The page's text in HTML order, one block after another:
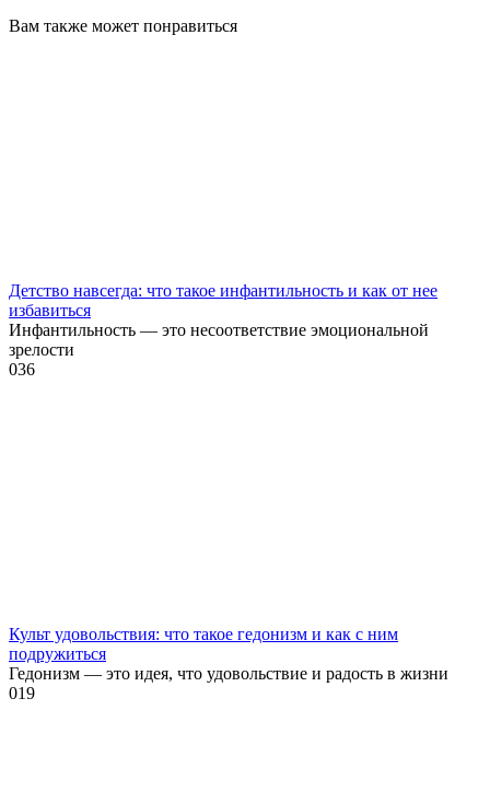
Вам также может понравиться
Детство навсегда: что такое инфантильность и как от нее
избавиться
Инфантильность — это несоответствие эмоциональной
зрелости
036
Культ удовольствия: что такое гедонизм и как с ним
подружиться
Гедонизм — это идея, что удовольствие и радость в жизни
019